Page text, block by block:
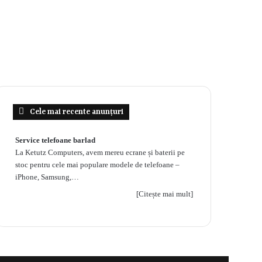
Cele mai recente anunțuri
Service telefoane barlad
La Ketutz Computers, avem mereu ecrane și baterii pe
stoc pentru cele mai populare modele de telefoane –
iPhone, Samsung,…
[Citește mai mult]